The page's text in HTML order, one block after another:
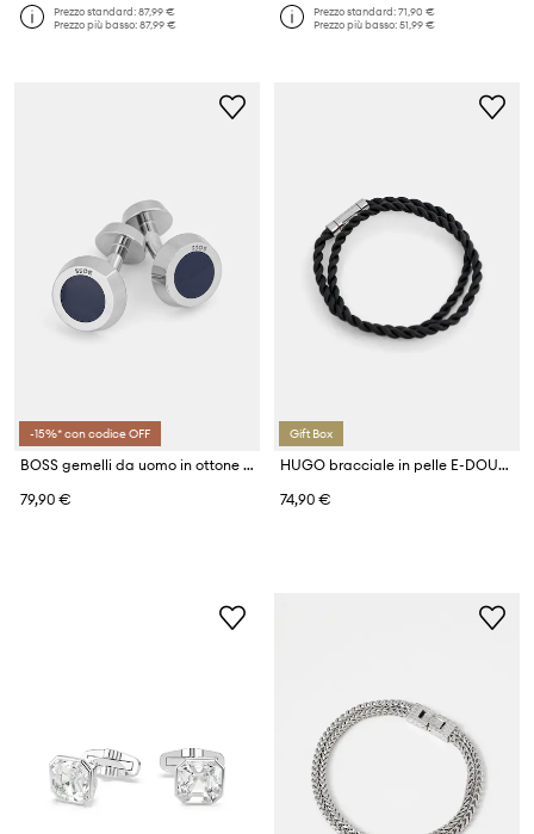
Prezzo standard:87,99 €
Prezzo più basso:87,99 €
Prezzo standard:71,90 €
Prezzo più basso:51,99 €
-15%* con codice OFF
BOSS gemelli da uomo in ottone B-SIMONY-CUF
79,90 €
Gift Box
HUGO bracciale in pelle E-DOUBLEBRAID4-BRA
74,90 €